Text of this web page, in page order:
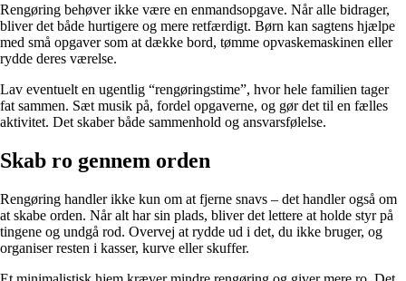
Rengøring behøver ikke være en enmandsopgave. Når alle bidrager,
bliver det både hurtigere og mere retfærdigt. Børn kan sagtens hjælpe
med små opgaver som at dække bord, tømme opvaskemaskinen eller
rydde deres værelse.
Lav eventuelt en ugentlig “rengøringstime”, hvor hele familien tager
fat sammen. Sæt musik på, fordel opgaverne, og gør det til en fælles
aktivitet. Det skaber både sammenhold og ansvarsfølelse.
Skab ro gennem orden
Rengøring handler ikke kun om at fjerne snavs – det handler også om
at skabe orden. Når alt har sin plads, bliver det lettere at holde styr på
tingene og undgå rod. Overvej at rydde ud i det, du ikke bruger, og
organiser resten i kasser, kurve eller skuffer.